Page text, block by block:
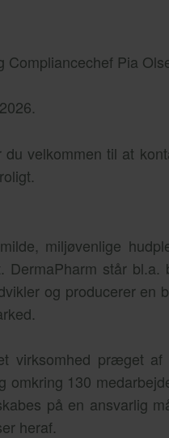
Compliancechef Pia
velkommen til at
miljøvenlige
DermaPharm står
og producerer en
virksomhed præget
omkring 130
på en ansvarlig
heraf.